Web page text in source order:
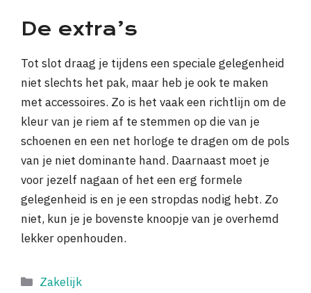
De extra’s
Tot slot draag je tijdens een speciale gelegenheid
niet slechts het pak, maar heb je ook te maken
met accessoires. Zo is het vaak een richtlijn om de
kleur van je riem af te stemmen op die van je
schoenen en een net horloge te dragen om de pols
van je niet dominante hand. Daarnaast moet je
voor jezelf nagaan of het een erg formele
gelegenheid is en je een stropdas nodig hebt. Zo
niet, kun je je bovenste knoopje van je overhemd
lekker openhouden.
Categorieën
Zakelijk